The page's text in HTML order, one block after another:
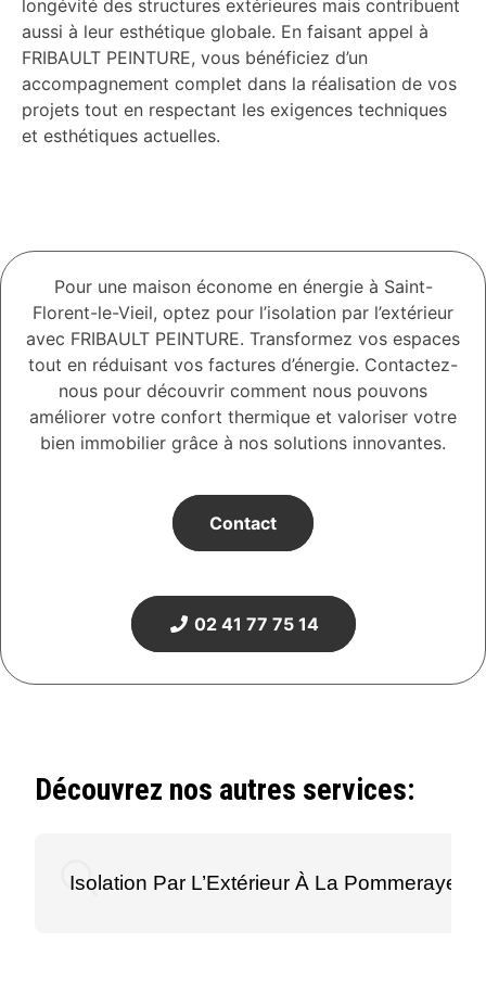
longévité des structures extérieures mais contribuent
aussi à leur esthétique globale. En faisant appel à
FRIBAULT PEINTURE, vous bénéficiez d’un
accompagnement complet dans la réalisation de vos
projets tout en respectant les exigences techniques
et esthétiques actuelles.
Pour une maison économe en énergie à Saint-
Florent-le-Vieil, optez pour l’isolation par l’extérieur
avec FRIBAULT PEINTURE. Transformez vos espaces
tout en réduisant vos factures d’énergie. Contactez-
nous pour découvrir comment nous pouvons
améliorer votre confort thermique et valoriser votre
bien immobilier grâce à nos solutions innovantes.
Contact
02 41 77 75 14
Découvrez nos autres services:
Isolation Par L’Extérieur À La Pommeraye